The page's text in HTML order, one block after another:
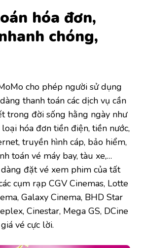
hóa đơn,
chóng,
cho phép người sử dụng
thanh toán các dịch vụ cần
trong đời sống hằng ngày như
loại hóa đơn tiền điện, tiền nước,
truyền hình cáp, bảo hiểm,
toán vé máy bay, tàu xe,…
đặt vé xem phim của tất
cụm rạp CGV Cinemas, Lotte
Galaxy Cinema, BHD Star
Cinestar, Mega GS, DCine
vé cực lời.